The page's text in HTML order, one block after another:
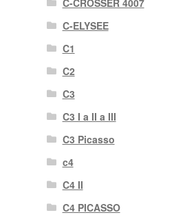
C-ELYSEE
C1
C2
C3
C3 I a II a III
C3 Picasso
c4
C4 II
C4 PICASSO